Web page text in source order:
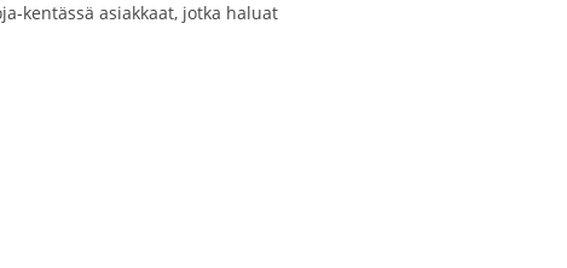
kentässä asiakkaat, jotka haluat